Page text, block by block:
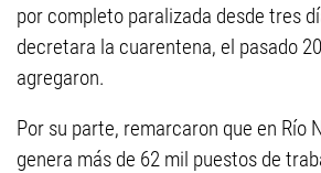
por completo paralizada desde tres
decretara la cuarentena, el pasado
agregaron.
Por su parte, remarcaron que en Río
genera más de 62 mil puestos de